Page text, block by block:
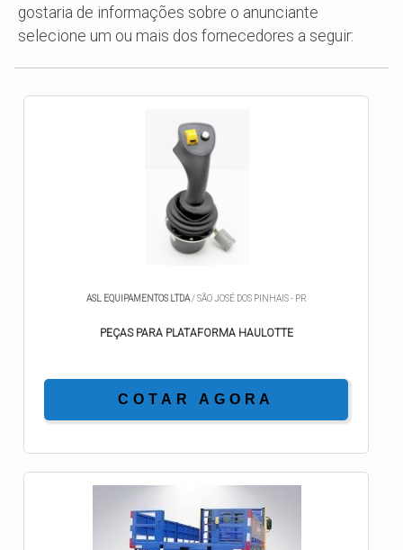
gostaria de informações sobre o anunciante
selecione um ou mais dos fornecedores a seguir:
ASL EQUIPAMENTOS LTDA/ SÃO JOSÉ DOS PINHAIS - PR
PEÇAS PARA PLATAFORMA HAULOTTE
COTAR AGORA